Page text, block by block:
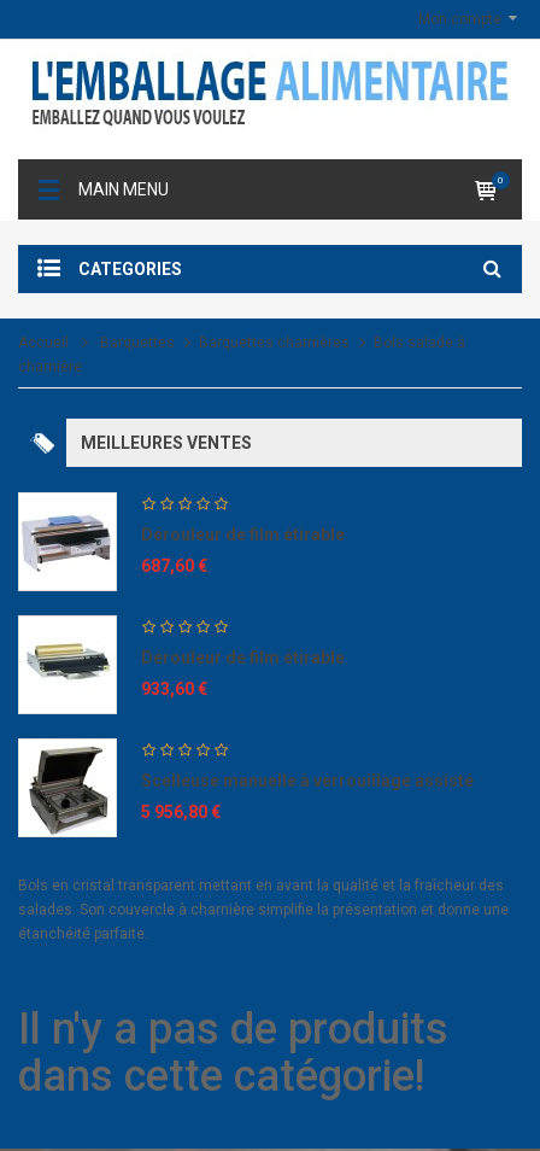
Mon compte
MAIN MENU 0
CATEGORIES
Accueil Barquettes Barquettes charnières
Bols salade à
charnière
MEILLEURES VENTES
Dérouleur de film étirable
687,60 €
Dérouleur de film étirable
933,60 €
Scelleuse manuelle à verrouillage assisté
5 956,80 €
Bols en cristal transparent mettant en avant la qualité et la fraîcheur des
salades. Son couvercle à charnière simplifie la présentation et donne une
étanchéité parfaite.
Il n'y a pas de produits
dans cette catégorie!